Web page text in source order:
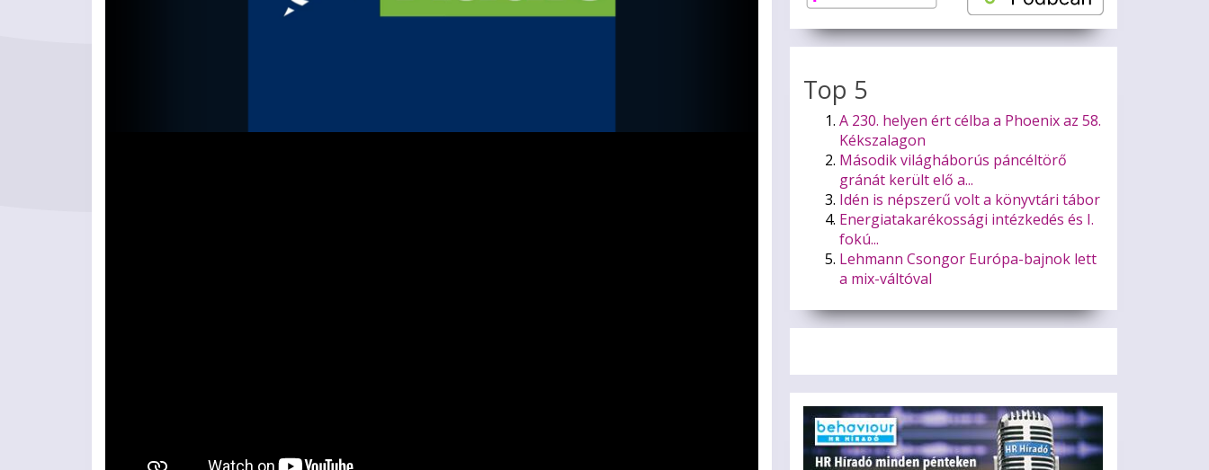
Top 5
A 230. helyen ért célba a Phoenix az 58.
Kékszalagon
Második világháborús páncéltörő
gránát került elő a...
Idén is népszerű volt a könyvtári tábor
Energiatakarékossági intézkedés és I.
fokú...
Lehmann Csongor Európa-bajnok lett
a mix-váltóval